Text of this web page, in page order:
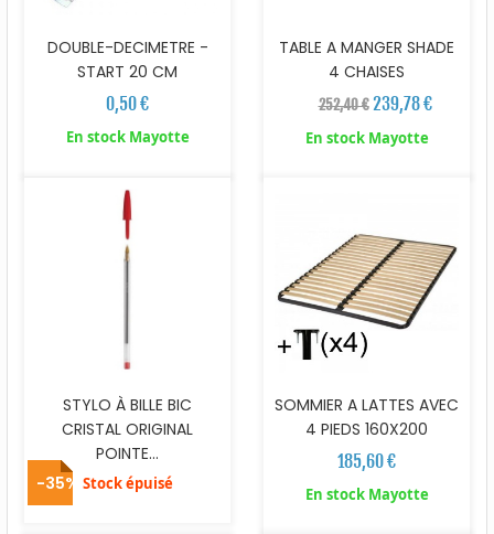
DOUBLE-DECIMETRE -
START 20 CM
0,50 €
En stock Mayotte
TABLE A MANGER SHADE
4 CHAISES
252,40 € 239,78 €
En stock Mayotte
STYLO À BILLE BIC
CRISTAL ORIGINAL
POINTE...
Stock épuisé
SOMMIER A LATTES AVEC
4 PIEDS 160X200
185,60 €
En stock Mayotte
-35%